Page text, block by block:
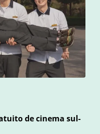
de cinema sul-